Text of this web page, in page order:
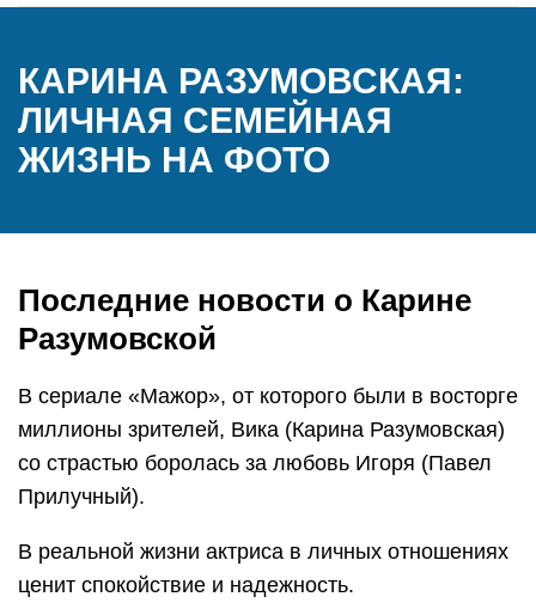
КАРИНА РАЗУМОВСКАЯ:
ЛИЧНАЯ СЕМЕЙНАЯ
ЖИЗНЬ НА ФОТО
Последние новости о Карине
Разумовской
В сериале «Мажор», от которого были в восторге
миллионы зрителей, Вика (Карина Разумовская)
со страстью боролась за любовь Игоря (Павел
Прилучный).
В реальной жизни актриса в личных отношениях
ценит спокойствие и надежность.